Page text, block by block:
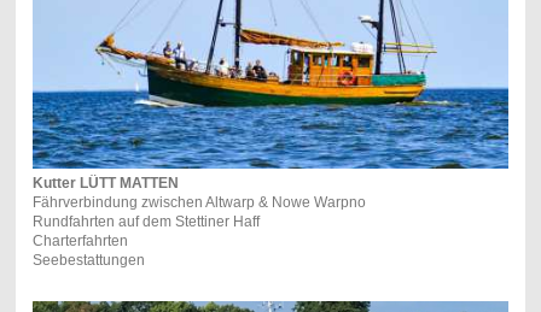
Kutter LÜTT MATTEN
Fährverbindung zwischen Altwarp & Nowe Warpno
Rundfahrten auf dem Stettiner Haff
Charterfahrten
Seebestattungen